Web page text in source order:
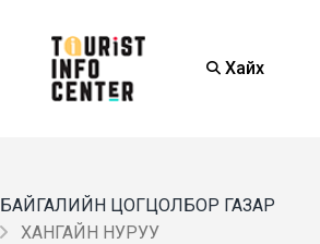
Хайх
БАЙГАЛИЙН ЦОГЦОЛБОР ГАЗАР
ХАНГАЙН НУРУУ